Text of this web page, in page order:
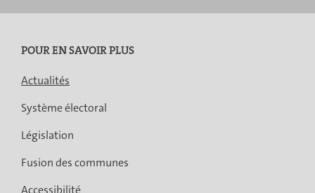
POUR EN SAVOIR PLUS
Actualités
Système électoral
Législation
Fusion des communes
Accessibilité